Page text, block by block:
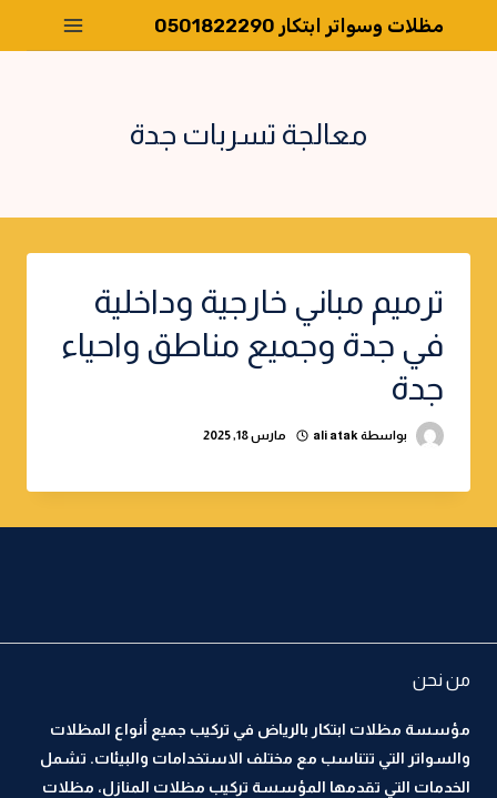
مظلات وسواتر ابتكار 0501822290
معالجة تسربات جدة
ترميم مباني خارجية وداخلية
في جدة وجميع مناطق واحياء
جدة
بواسطة ali atak مارس 18, 2025
من نحن
مؤسسة مظلات ابتكار بالرياض في تركيب جميع أنواع المظلات
والسواتر التي تتناسب مع مختلف الاستخدامات والبيئات. تشمل
الخدمات التي تقدمها المؤسسة تركيب مظلات المنازل، مظلات